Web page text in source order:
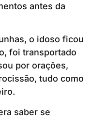
antes da
o idoso ficou
foi transportado
por orações,
tudo como
saber se